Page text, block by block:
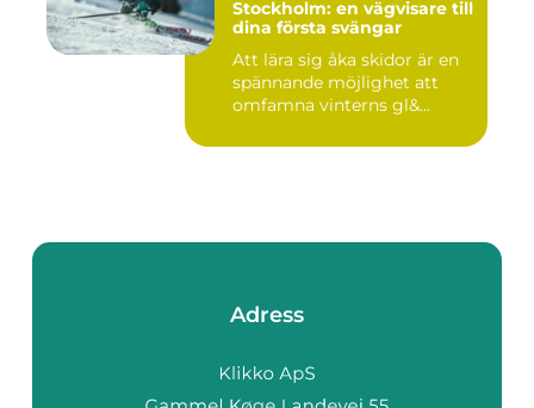
Stockholm: en vägvisare till
dina första svängar
Att lära sig åka skidor är en
spännande möjlighet att
omfamna vinterns gl&...
Adress